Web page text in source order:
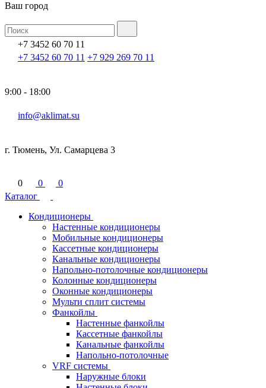
Ваш город
+7 3452 60 70 11
+7 3452 60 70 11 +7 929 269 70 11
9:00 - 18:00
info@aklimat.su
г. Тюмень, Ул. Самарцева 3
0 0
0
Каталог
Кондиционеры
Настенные кондиционеры
Мобильные кондиционеры
Кассетные кондиционеры
Канальные кондиционеры
Напольно-потолочные кондиционеры
Колонные кондиционеры
Оконные кондиционеры
Мульти сплит системы
Фанкойлы
Настенные фанкойлы
Кассетные фанкойлы
Канальные фанкойлы
Напольно-потолочные
VRF системы
Наружные блоки